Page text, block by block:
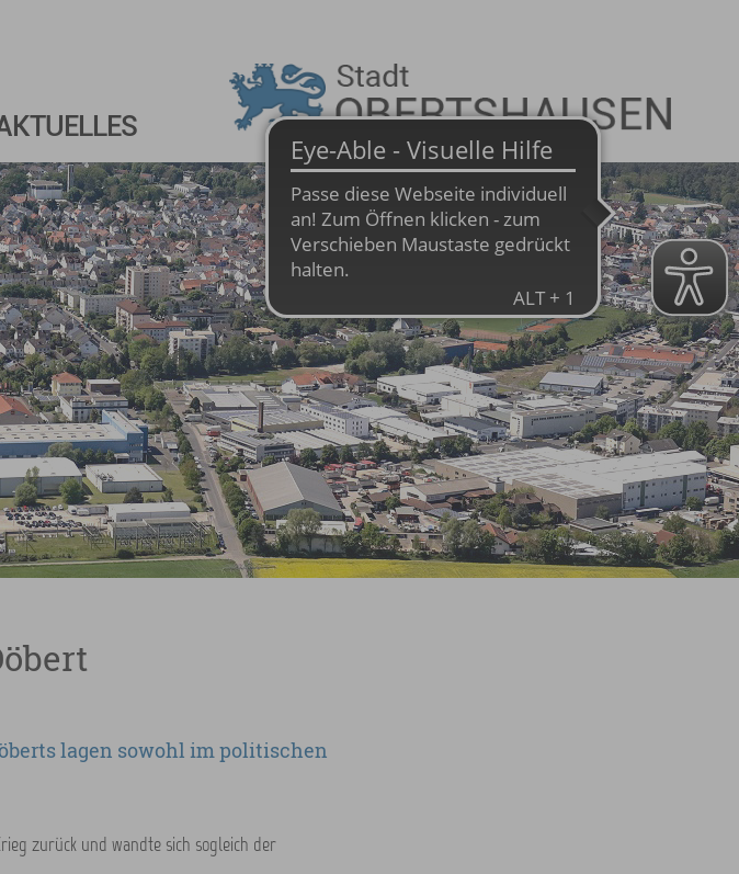
lagen sowohl im politischen
zurück und wandte sich sogleich der